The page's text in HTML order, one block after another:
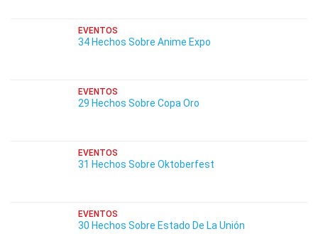
EVENTOS
34 Hechos Sobre Anime Expo
EVENTOS
29 Hechos Sobre Copa Oro
EVENTOS
31 Hechos Sobre Oktoberfest
EVENTOS
30 Hechos Sobre Estado De La Unión